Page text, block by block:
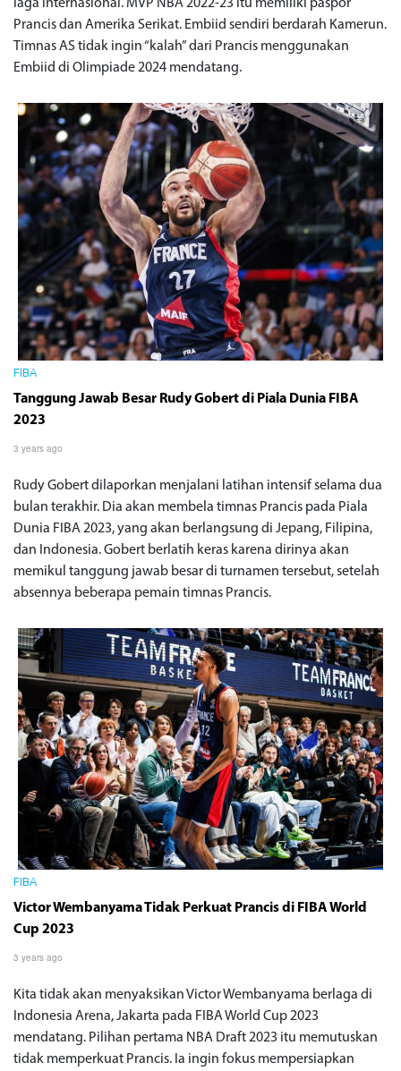
laga internasional. MVP NBA 2022-23 itu memiliki paspor
Prancis dan Amerika Serikat. Embiid sendiri berdarah Kamerun.
Timnas AS tidak ingin “kalah” dari Prancis menggunakan
Embiid di Olimpiade 2024 mendatang.
FIBA
Tanggung Jawab Besar Rudy Gobert di Piala Dunia FIBA
2023
3 years ago
Rudy Gobert dilaporkan menjalani latihan intensif selama dua
bulan terakhir. Dia akan membela timnas Prancis pada Piala
Dunia FIBA 2023, yang akan berlangsung di Jepang, Filipina,
dan Indonesia. Gobert berlatih keras karena dirinya akan
memikul tanggung jawab besar di turnamen tersebut, setelah
absennya beberapa pemain timnas Prancis.
FIBA
Victor Wembanyama Tidak Perkuat Prancis di FIBA World
Cup 2023
3 years ago
Kita tidak akan menyaksikan Victor Wembanyama berlaga di
Indonesia Arena, Jakarta pada FIBA World Cup 2023
mendatang. Pilihan pertama NBA Draft 2023 itu memutuskan
tidak memperkuat Prancis. Ia ingin fokus mempersiapkan